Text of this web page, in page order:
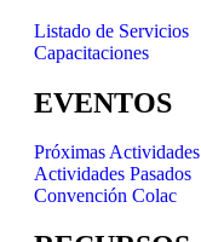
Listado de Servicios
Capacitaciones
EVENTOS
Próximas Actividades
Actividades Pasados
Convención Colac